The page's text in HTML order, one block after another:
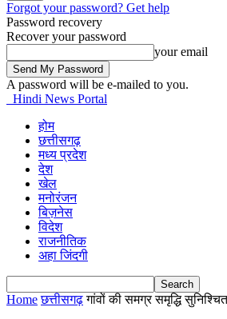
Forgot your password? Get help
Password recovery
Recover your password
your email
A password will be e-mailed to you.
Hindi News Portal
होम
छत्तीसगढ़
मध्य प्रदेश
देश
खेल
मनोरंजन
बिज़नेस
विदेश
राजनीतिक
अहा जिंदगी
Home छत्तीसगढ़ गांवों की समग्र समृद्धि